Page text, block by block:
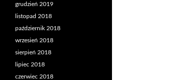
grudzień 2019
listopad 2018
październik 2018
wrzesień 2018
sierpień 2018
lipiec 2018
czerwiec 2018